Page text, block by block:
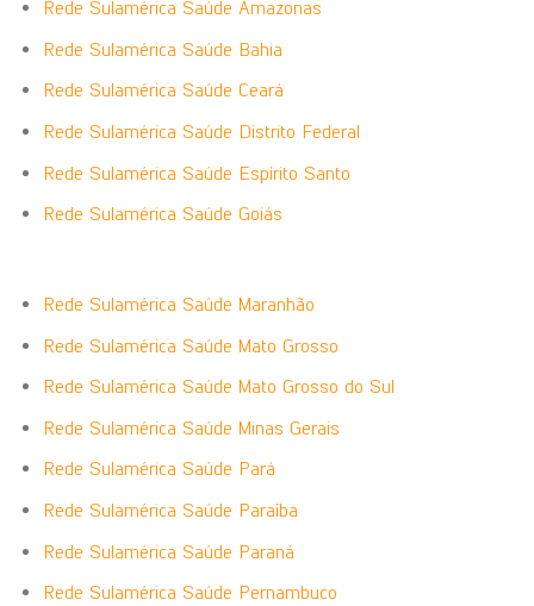
Rede Sulamérica Saúde Amazonas
Rede Sulamérica Saúde Bahia
Rede Sulamérica Saúde Ceará
Rede Sulamérica Saúde Distrito Federal
Rede Sulamérica Saúde Espírito Santo
Rede Sulamérica Saúde Goiás
Rede Sulamérica Saúde Maranhão
Rede Sulamérica Saúde Mato Grosso
Rede Sulamérica Saúde Mato Grosso do Sul
Rede Sulamérica Saúde Minas Gerais
Rede Sulamérica Saúde Pará
Rede Sulamérica Saúde Paraíba
Rede Sulamérica Saúde Paraná
Rede Sulamérica Saúde Pernambuco